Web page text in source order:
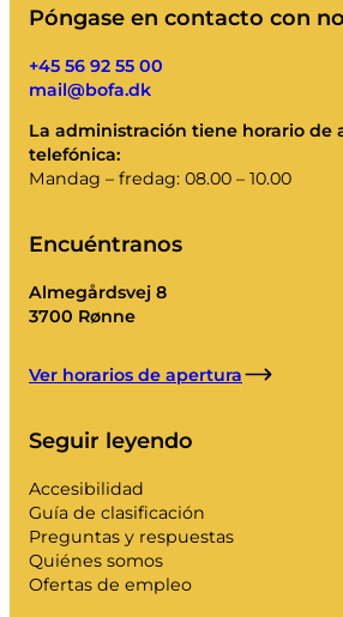
Póngase en contacto con
+45 56 92 55 00
mail@bofa.dk
La administración tiene horario de
telefónica:
Mandag – fredag: 08.00 – 10.00
Encuéntranos
Almegårdsvej 8
3700 Rønne
Ver horarios de apertura
Seguir leyendo
Accesibilidad
Guía de clasificación
Preguntas y respuestas
Quiénes somos
Ofertas de empleo